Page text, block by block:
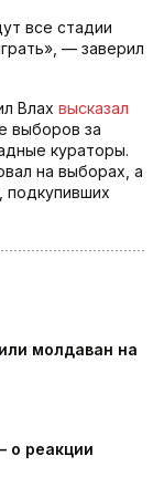
все стадии
— заверил
Влах высказал
выборов за
кураторы.
на выборах, а
подкупивших
молдаван на
о реакции